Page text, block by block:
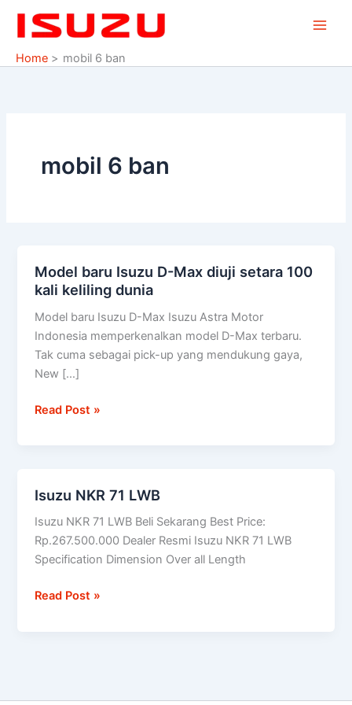
Home
mobil 6 ban
mobil 6 ban
Model baru Isuzu D-Max diuji setara 100
kali keliling dunia
Model baru Isuzu D-Max Isuzu Astra Motor
Indonesia memperkenalkan model D-Max terbaru.
Tak cuma sebagai pick-up yang mendukung gaya,
New […]
Model
baru
Isuzu
D-
Max
diuji
100
Read Post »
Isuzu NKR 71 LWB
Isuzu NKR 71 LWB Beli Sekarang Best Price:
Rp.267.500.000 Dealer Resmi Isuzu NKR 71 LWB
Specification Dimension Over all Length
Isuzu
LWB
Read Post »